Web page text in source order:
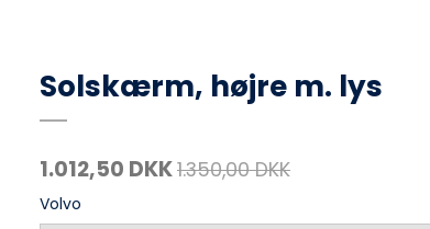
Solskærm, højre m. lys
1.012,50 DKK1.350,00 DKK
Volvo